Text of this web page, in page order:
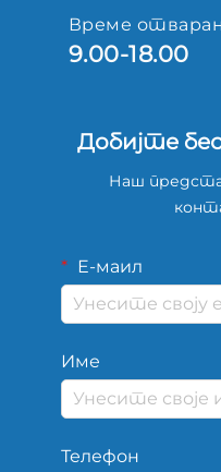
Време
9.00-18.00
Добијте
Наш
Е-маил
Име
Телефон